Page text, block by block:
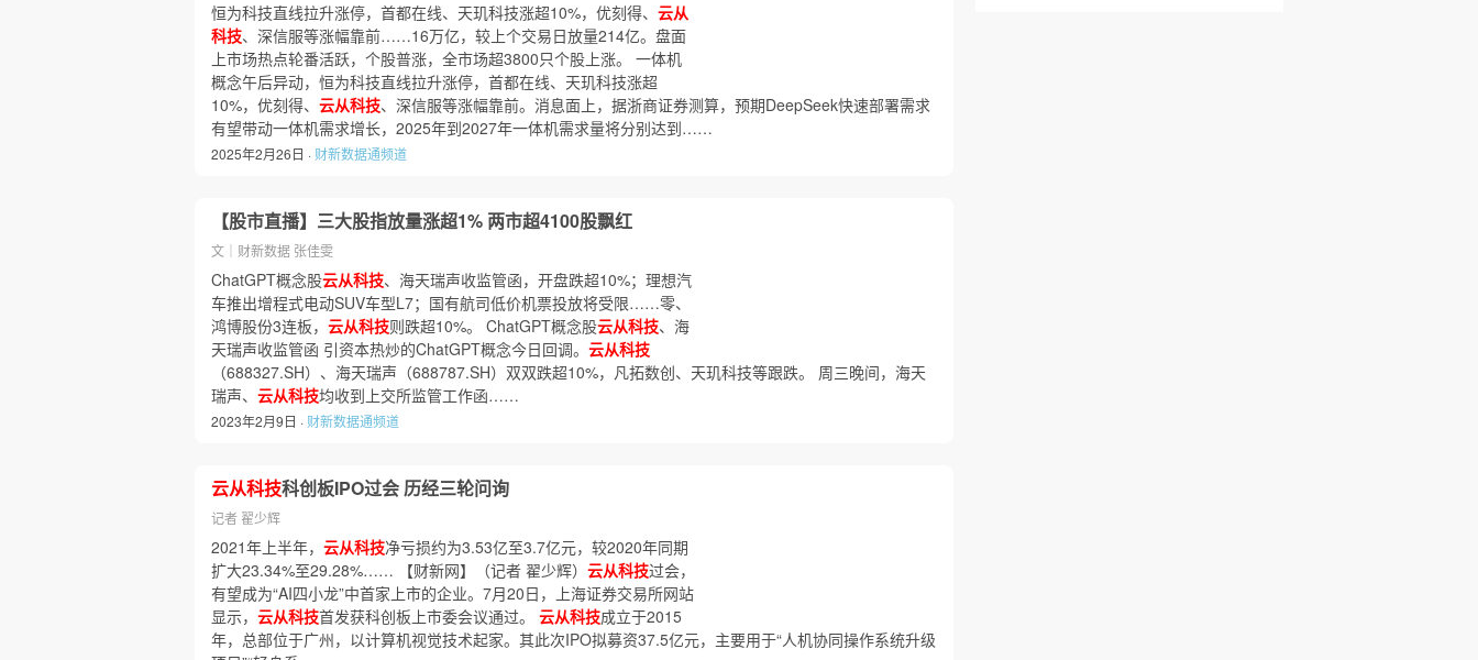
恒为科技直线拉升涨停，首都在线、天玑科技涨超10%，优刻得、 云从
科技、深信服等涨幅靠前……16万亿，较上个交易日放量214亿。盘面
上市场热点轮番活跃，个股普涨，全市场超3800只个股上涨。 一体机
概念午后异动，恒为科技直线拉升涨停，首都在线、天玑科技涨超
10%，优刻得、 云从科技、深信服等涨幅靠前。消息面上，据浙商证券测算，预期DeepSeek快速部署需求
有望带动一体机需求增长，2025年到2027年一体机需求量将分别达到……
2025年2月26日 · 财新数据通频道
【股市直播】三大股指放量涨超1% 两市超4100股飘红
文｜财新数据 张佳雯
ChatGPT概念股云从科技、海天瑞声收监管函，开盘跌超10%；理想汽
车推出增程式电动SUV车型L7；国有航司低价机票投放将受限……零、
鸿博股份3连板， 云从科技则跌超10%。 ChatGPT概念股云从科技、海
天瑞声收监管函 引资本热炒的ChatGPT概念今日回调。 云从科技
（688327.SH）、海天瑞声（688787.SH）双双跌超10%，凡拓数创、天玑科技等跟跌。 周三晚间，海天
瑞声、 云从科技均收到上交所监管工作函……
2023年2月9日 · 财新数据通频道
云从科技科创板IPO过会 历经三轮问询
记者 翟少辉
2021年上半年， 云从科技净亏损约为3.53亿至3.7亿元，较2020年同期
扩大23.34%至29.28%…… 【财新网】（记者 翟少辉） 云从科技过会，
有望成为“AI四小龙”中首家上市的企业。7月20日，上海证券交易所网站
显示， 云从科技首发获科创板上市委会议通过。 云从科技成立于2015
年，总部位于广州，以计算机视觉技术起家。其此次IPO拟募资37.5亿元，主要用于“人机协同操作系统升级